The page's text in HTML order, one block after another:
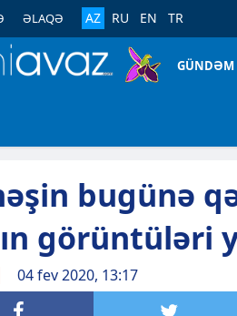
ƏLAQƏ AZ RU EN TR
GÜNDƏM
bugünə
görüntüləri
04 fev 2020, 13:17